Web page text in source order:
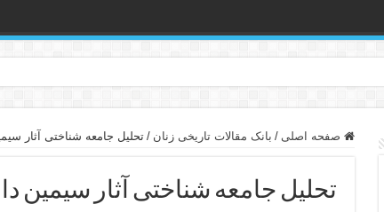
صفحه اصلی / بانک مقالات تاریخی زنان / تحلیل جامعه شناختی آثار
تحلیل جامعه شناختی آثار سیمین